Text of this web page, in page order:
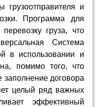
грузоотправителя и
Программа для
груза, что
Система
в использовании и
помимо того, что
заполнение договора
целый ряд важных
эффективный